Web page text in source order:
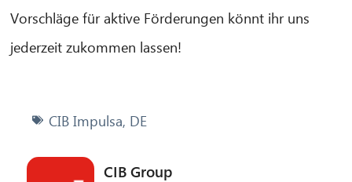
Vorschläge für aktive Förderungen könnt ihr uns
jederzeit zukommen lassen!
CIB Impulsa, DE
CIB Group